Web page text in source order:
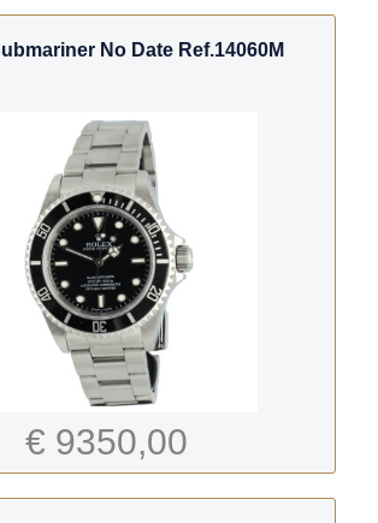
No Date Ref.14060M
€ 9350,00